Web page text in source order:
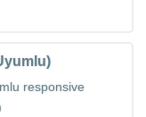
responsive